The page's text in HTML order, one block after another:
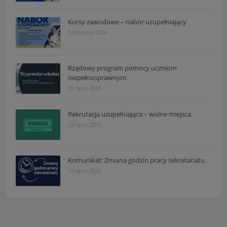
Kursy zawodowe – nabór uzupełniający
5 sierpnia 2026
Rządowy program pomocy uczniom
niepełnosprawnym
29 lipca 2026
Rekrutacja uzupełniająca – wolne miejsca
22 lipca 2026
Komunikat: Zmiana godzin pracy sekretariatu
16 lipca 2026